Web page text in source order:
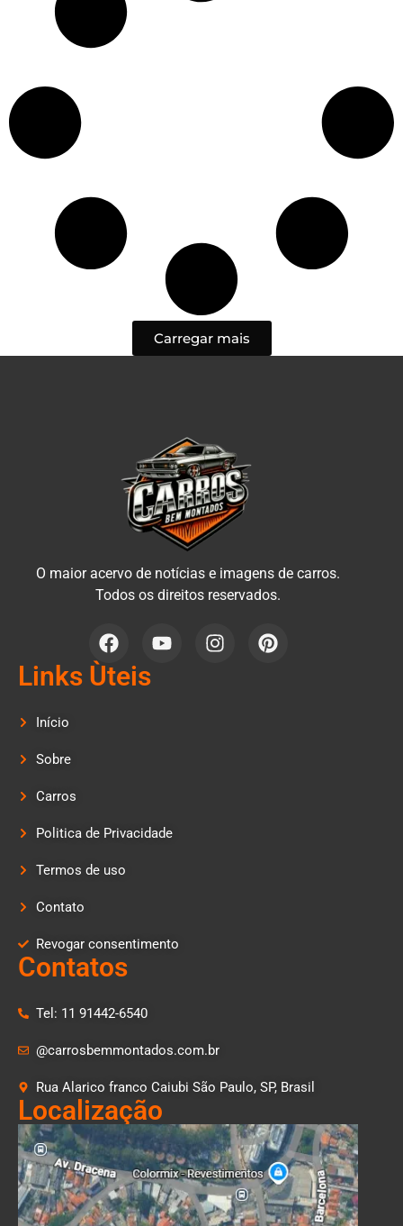
Carregar mais
O maior acervo de notícias e imagens de carros.
Todos os direitos reservados.
Links Ùteis
Início
Sobre
Carros
Politica de Privacidade
Termos de uso
Contato
Revogar consentimento
Contatos
Tel: 11 91442-6540
@carrosbemmontados.com.br
Rua Alarico franco Caiubi São Paulo, SP, Brasil
Localização